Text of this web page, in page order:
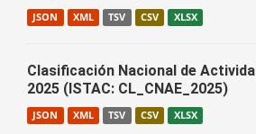
JSON XML TSV CSV XLSX
Clasificación Nacional de
2025 (ISTAC: CL_CNAE_2025)
JSON XML TSV CSV XLSX